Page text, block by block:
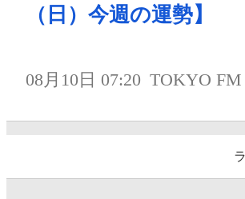
（日）今週の運勢】
08月10日 07:20 TOKYO FM